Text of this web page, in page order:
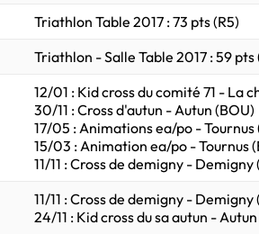
Triathlon Table 2017 : 73 pts (R5)
Triathlon - Salle Table 2017 : 59 pts
12/01 : Kid cross du comité 71 - La
30/11 : Cross d'autun - Autun (BOU)
17/05 : Animations ea/po - Tournus
15/03 : Animation ea/po - Tournus
11/11 : Cross de demigny - Demigny
11/11 : Cross de demigny - Demigny
24/11 : Kid cross du sa autun -